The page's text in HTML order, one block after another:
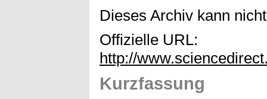
Dieses Archiv kann
Offizielle URL:
http://
Kurzfassung